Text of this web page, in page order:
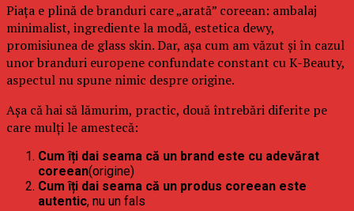
Piața e plină de branduri care „arată” coreean: ambalaj
minimalist, ingrediente la modă, estetica dewy,
promisiunea de glass skin. Dar, așa cum am văzut și în cazul
unor branduri europene confundate constant cu K-Beauty,
aspectul nu spune nimic despre origine.
Așa că hai să lămurim, practic, două întrebări diferite pe
care mulți le amestecă:
Cum îți dai seama că un brand este cu adevărat
coreean(origine)
Cum îți dai seama că un produs coreean este
autentic, nu un fals